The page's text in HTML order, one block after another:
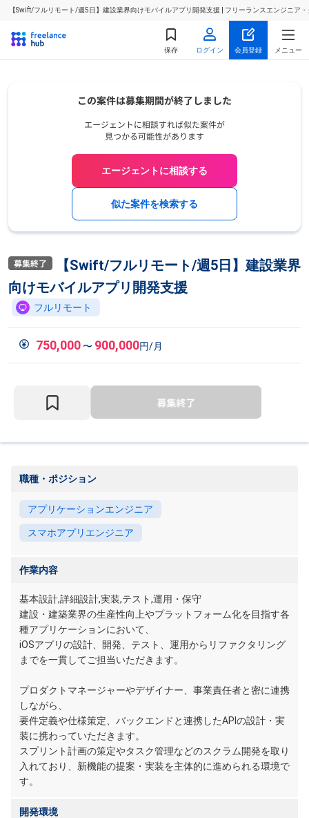
【Swift/フルリモート/週5日】建設業界向けモバイルアプリ開発支援 | フリーランスエンジニア
保存 ログイン 会員登録 メニュー
エージェントに相談する
似た案件を検索する
【Swift/フルリモート/週5日】建設業界
向けモバイルアプリ開発支援
フルリモート
750,000 〜 900,000円/月
職種・ポジション
アプリケーションエンジニア
スマホアプリエンジニア
作業内容
基本設計,詳細設計,実装,テスト,運用・保守
建設・建築業界の生産性向上やプラットフォーム化を目指す各
種アプリケーションにおいて、
iOSアプリの設計、開発、テスト、運用からリファクタリング
までを一貫してご担当いただきます。
プロダクトマネージャーやデザイナー、事業責任者と密に連携
しながら、
要件定義や仕様策定、バックエンドと連携したAPIの設計・実
装に携わっていただきます。
スプリント計画の策定やタスク管理などのスクラム開発を取り
入れており、新機能の提案・実装を主体的に進められる環境で
す。
開発環境